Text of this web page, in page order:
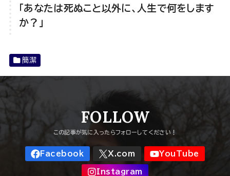
「あなたは死ぬこと以外に、人生で何をします
か？」
簡潔
FOLLOW